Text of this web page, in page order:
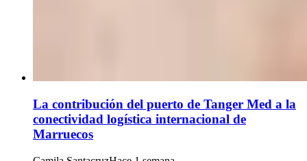
La contribución del puerto de Tanger Med a la
conectividad logística internacional de
Marruecos